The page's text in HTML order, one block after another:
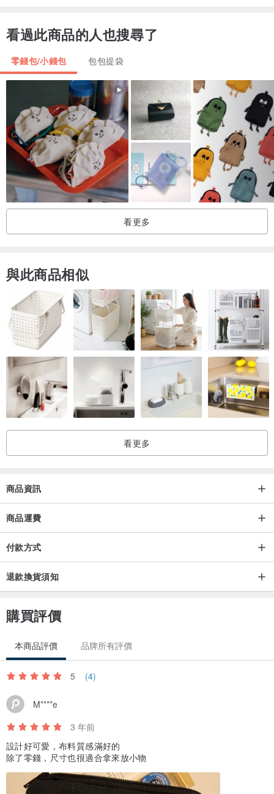
看過此商品的人也搜尋了
零錢包/小錢包 包包提袋
看更多
與此商品相似
看更多
商品資訊
商品運費
付款方式
退款換貨須知
購買評價
本商品評價 品牌所有評價
5 (4)
M****e
3 年前
設計好可愛，布料質感滿好的
除了零錢，尺寸也很適合拿來放小物